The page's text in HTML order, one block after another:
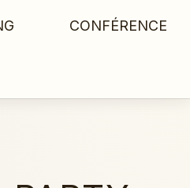
CONFÉRENCE